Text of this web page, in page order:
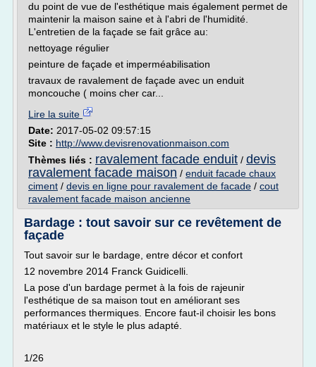
du point de vue de l'esthétique mais également permet de
maintenir la maison saine et à l'abri de l'humidité.
L'entretien de la façade se fait grâce au:
nettoyage régulier
peinture de façade et imperméabilisation
travaux de ravalement de façade avec un enduit
moncouche ( moins cher car...
Lire la suite
Date: 2017-05-02 09:57:15
Site : http://www.devisrenovationmaison.com
Thèmes liés : ravalement facade enduit / devis
ravalement facade maison / enduit facade chaux
ciment / devis en ligne pour ravalement de facade / cout
ravalement facade maison ancienne
Bardage : tout savoir sur ce revêtement de
façade
Tout savoir sur le bardage, entre décor et confort
12 novembre 2014 Franck Guidicelli.
La pose d'un bardage permet à la fois de rajeunir
l'esthétique de sa maison tout en améliorant ses
performances thermiques. Encore faut-il choisir les bons
matériaux et le style le plus adapté.
1/26